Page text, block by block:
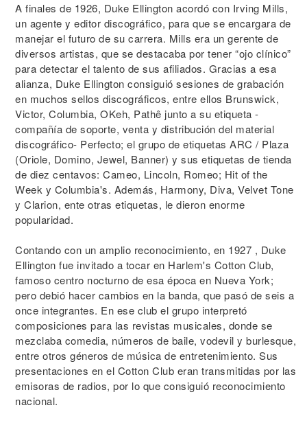
A finales de 1926, Duke Ellington acordó con Irving Mills,
un agente y editor discográfico, para que se encargara de
manejar el futuro de su carrera. Mills era un gerente de
diversos artistas, que se destacaba por tener “ojo clínico”
para detectar el talento de sus afiliados. Gracias a esa
alianza, Duke Ellington consiguió sesiones de grabación
en muchos sellos discográficos, entre ellos Brunswick,
Victor, Columbia, OKeh, Pathê junto a su etiqueta -
compañía de soporte, venta y distribución del material
discográfico- Perfecto; el grupo de etiquetas ARC / Plaza
(Oriole, Domino, Jewel, Banner) y sus etiquetas de tienda
de diez centavos: Cameo, Lincoln, Romeo; Hit of the
Week y Columbia's. Además, Harmony, Diva, Velvet Tone
y Clarion, ente otras etiquetas, le dieron enorme
popularidad.
Contando con un amplio reconocimiento, en 1927 , Duke
Ellington fue invitado a tocar en Harlem's Cotton Club,
famoso centro nocturno de esa época en Nueva York;
pero debió hacer cambios en la banda, que pasó de seis a
once integrantes. En ese club el grupo interpretó
composiciones para las revistas musicales, donde se
mezclaba comedia, números de baile, vodevil y burlesque,
entre otros géneros de música de entretenimiento. Sus
presentaciones en el Cotton Club eran transmitidas por las
emisoras de radios, por lo que consiguió reconocimiento
nacional.